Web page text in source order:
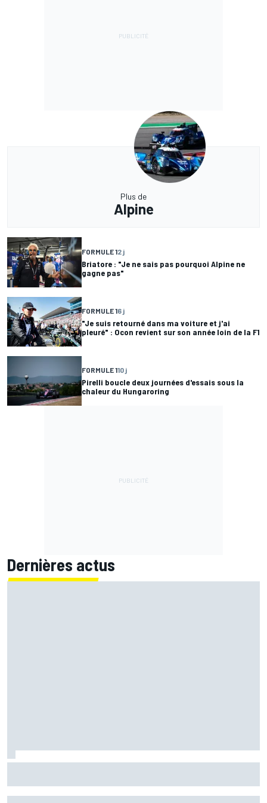
Plus de
Alpine
FORMULE 12 j
Briatore : "Je ne sais pas pourquoi Alpine ne
gagne pas"
FORMULE 16 j
"Je suis retourné dans ma voiture et j'ai
pleuré" : Ocon revient sur son année loin de la F1
FORMULE 110 j
Pirelli boucle deux journées d'essais sous la
chaleur du Hungaroring
Dernières actus